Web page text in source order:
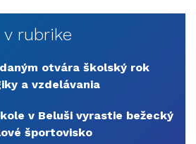
v rubrike
otvára školský rok
a vzdelávania
v Beluši vyrastie bežecký
športovisko